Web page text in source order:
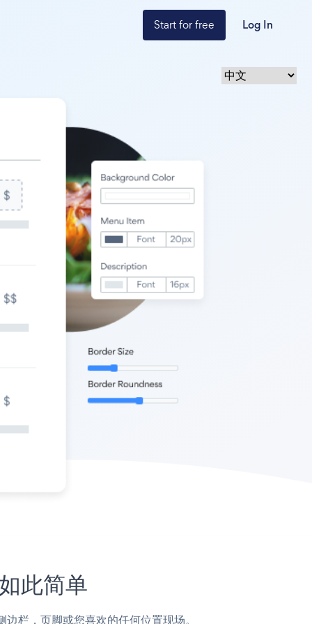
Start for free Log In
此简单
栏，页脚或您喜欢的任何位置现场。